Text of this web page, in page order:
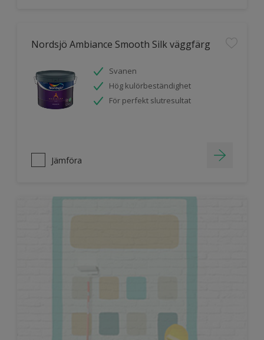
Nordsjö Ambiance Smooth Silk väggfärg
Svanen
Hög kulörbeständighet
För perfekt slutresultat
Jämföra